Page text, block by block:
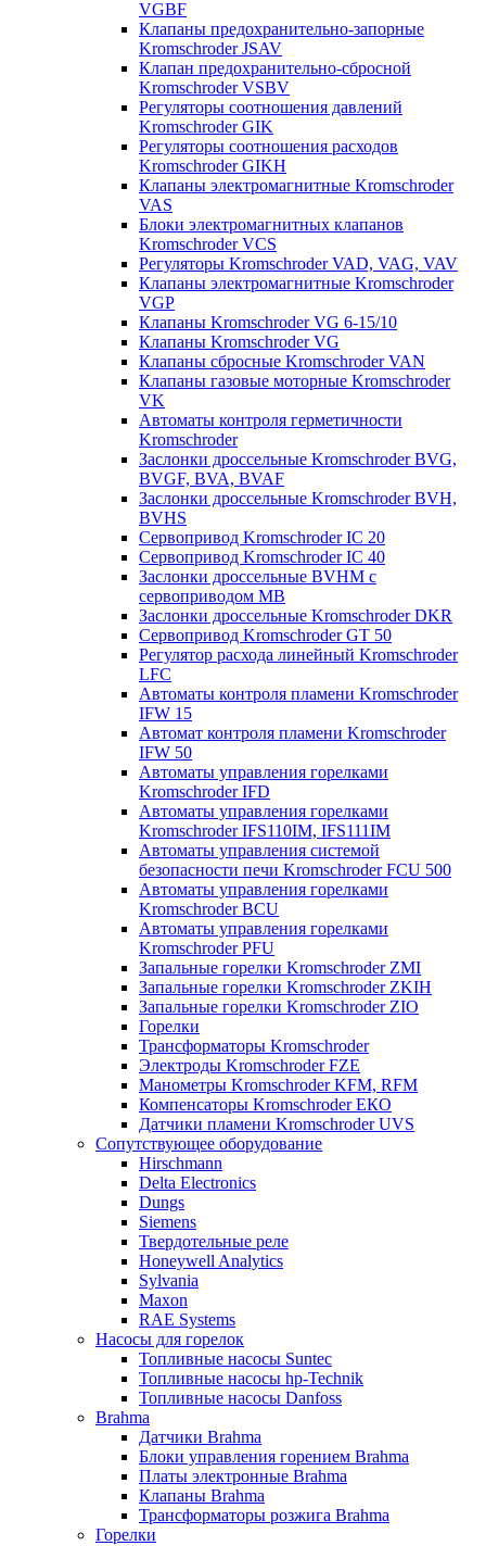
VGBF
Клапаны предохранительно-запорные
Kromschroder JSAV
Клапан предохранительно-сбросной
Kromschroder VSBV
Регуляторы соотношения давлений
Kromschroder GIK
Регуляторы соотношения расходов
Kromschroder GIKH
Клапаны электромагнитные Kromschroder
VAS
Блоки электромагнитных клапанов
Kromschroder VCS
Регуляторы Kromschroder VAD, VAG, VAV
Клапаны электромагнитные Kromschroder
VGP
Клапаны Kromschroder VG 6-15/10
Клапаны Kromschroder VG
Клапаны сбросные Kromschroder VAN
Клапаны газовые моторные Kromschroder
VK
Автоматы контроля герметичности
Kromschroder
Заслонки дроссельные Kromschroder BVG,
BVGF, BVA, BVAF
Заслонки дроссельные Kromschroder BVH,
BVHS
Сервопривод Kromschroder IC 20
Сервопривод Kromschroder IC 40
Заслонки дроссельные BVHM с
сервоприводом МВ
Заслонки дроссельные Kromschroder DKR
Cервопривод Kromschroder GT 50
Регулятор расхода линейный Kromschroder
LFC
Автоматы контроля пламени Kromschroder
IFW 15
Автомат контроля пламени Kromschroder
IFW 50
Автоматы управления горелками
Kromschroder IFD
Автоматы управления горелками
Kromschroder IFS110IM, IFS111IM
Автоматы управления системой
безопасности печи Kromschroder FCU 500
Автоматы управления горелками
Kromschroder BCU
Автоматы управления горелками
Kromschroder PFU
Запальные горелки Kromschroder ZМI
Запальные горелки Kromschroder ZKIH
Запальные горелки Kromschroder ZIO
Горелки
Трансформаторы Kromschroder
Электроды Kromschroder FZE
Манометры Kromschroder KFM, RFM
Компенсаторы Kromschroder ЕКО
Датчики пламени Kromschroder UVS
Сопутствующее оборудование
Hirschmann
Delta Electronics
Dungs
Siemens
Твердотельные реле
Honeywell Analytics
Sylvania
Maxon
RAE Systems
Насосы для горелок
Топливные насосы Suntec
Топливные насосы hp-Technik
Топливные насосы Danfoss
Brahma
Датчики Brahma
Блоки управления горением Brahma
Платы электронные Brahma
Клапаны Brahma
Трансформаторы розжига Brahma
Горелки